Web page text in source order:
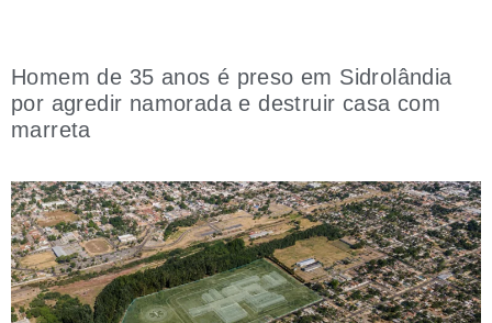
Homem de 35 anos é preso em Sidrolândia
por agredir namorada e destruir casa com
marreta